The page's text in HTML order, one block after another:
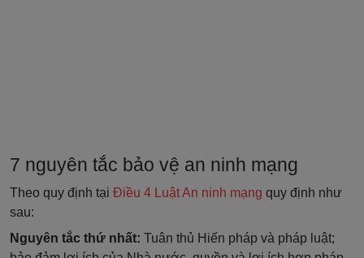
7 nguyên tắc bảo vệ an ninh mạng
Theo quy định tại Điều 4 Luật An ninh mạng quy định như
sau:
Nguyên tắc thứ nhất: Tuân thủ Hiến pháp và pháp luật;